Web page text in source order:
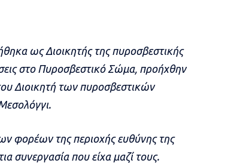
ως Διοικητής της πυροσβεστικής
στο Πυροσβεστικό Σώμα, προήχθην
Διοικητή των πυροσβεστικών
φορέων της περιοχής ευθύνης της
συνεργασία που είχα μαζί τους.